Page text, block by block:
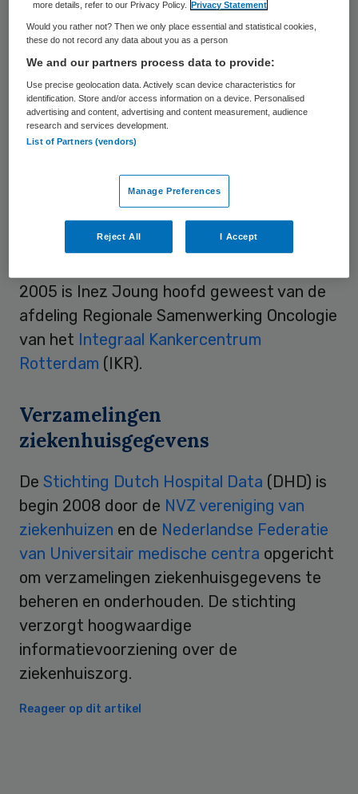
Nijmegen. Vervolgens heeft zij op de
promotieonderzoek verricht naar de relatie
tussen burgerlijke staat en gezondheid.
Voor haar proefschrift heeft zij in 1996 de
Volksgezondheidsprijsvan de
voor Volksgezondheid en Wetenschap
ontvangen. In de daarop volgende jaren is
zij aan genoemde afdeling verbonden
2005 is Inez Joung hoofd geweest van de
afdeling Regionale Samenwerking Oncologie
van het Integraal Kankercentrum
Rotterdam (IKR).
Verzamelingen
ziekenhuisgegevens
De Stichting Dutch Hospital Data (DHD) is
begin 2008 door de NVZ vereniging van
ziekenhuizen en de Nederlandse Federatie
van Universitair medische centra opgericht
om verzamelingen ziekenhuisgegevens te
beheren en onderhouden. De stichting
verzorgt hoogwaardige
informatievoorziening over de
ziekenhuiszorg.
Reageer op dit artikel
more details, refer to our Privacy Policy.
Privacy Statement
Would you rather not? Then we only place essential and statistical cookies,
these do not record any data about you as a person
We and our partners process data to provide:
Use precise geolocation data. Actively scan device characteristics for
identification. Store and/or access information on a device. Personalised
advertising and content, advertising and content measurement, audience
research and services development.
List of Partners (vendors)
Manage Preferences
Reject All I Accept